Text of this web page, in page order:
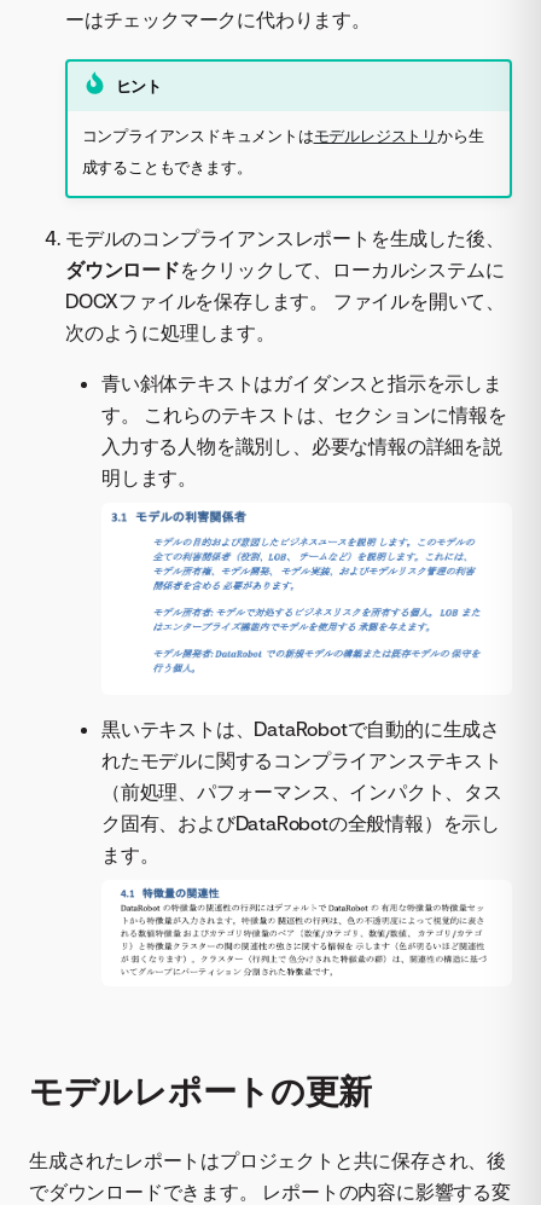
ーはチェックマークに代わります。
ヒント
コンプライアンスドキュメントはモデルレジストリから生
成することもできます。
モデルのコンプライアンスレポートを生成した後、
ダウンロードをクリックして、ローカルシステムに
DOCXファイルを保存します。 ファイルを開いて、
次のように処理します。
青い斜体テキストはガイダンスと指示を示しま
す。 これらのテキストは、セクションに情報を
入力する人物を識別し、必要な情報の詳細を説
明します。
黒いテキストは、DataRobotで自動的に生成さ
れたモデルに関するコンプライアンステキスト
（前処理、パフォーマンス、インパクト、タス
ク固有、およびDataRobotの全般情報）を示し
ます。
モデルレポートの更新
生成されたレポートはプロジェクトと共に保存され、後
でダウンロードできます。 レポートの内容に影響する変